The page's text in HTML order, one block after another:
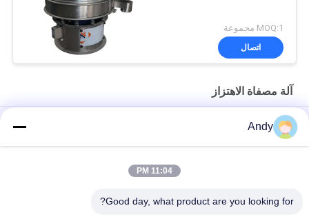
MOQ:1 مجموعة
اتصال
آلة مصفاة الاهتزاز
High-Frequency Screen for Fine Material Processing in Mining
and Building Materials
Andy
11:04 PM
Good day, what product are you looking for?